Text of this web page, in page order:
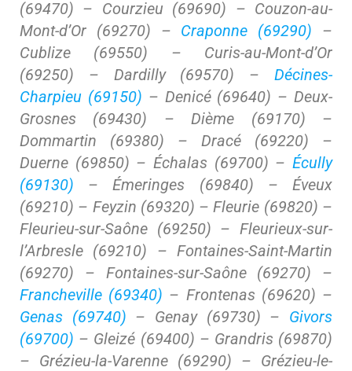
(69470) – Courzieu (69690) – Couzon-au-
Mont-d’Or (69270) – Craponne (69290) –
Cublize (69550) – Curis-au-Mont-d’Or
(69250) – Dardilly (69570) – Décines-
Charpieu (69150) – Denicé (69640) – Deux-
Grosnes (69430) – Dième (69170) –
Dommartin (69380) – Dracé (69220) –
Duerne (69850) – Échalas (69700) – Écully
(69130) – Émeringes (69840) – Éveux
(69210) – Feyzin (69320) – Fleurie (69820) –
Fleurieu-sur-Saône (69250) – Fleurieux-sur-
l’Arbresle (69210) – Fontaines-Saint-Martin
(69270) – Fontaines-sur-Saône (69270) –
Francheville (69340) – Frontenas (69620) –
Genas (69740) – Genay (69730) – Givors
(69700) – Gleizé (69400) – Grandris (69870)
– Grézieu-la-Varenne (69290) – Grézieu-le-